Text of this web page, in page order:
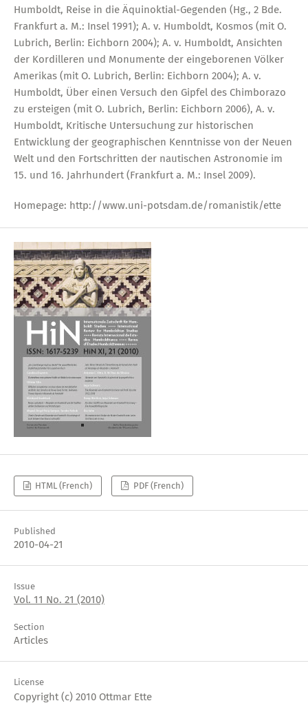
Humboldt, Reise in die Äquinoktial-Gegenden (Hg., 2 Bde.
Frankfurt a. M.: Insel 1991); A. v. Humboldt, Kosmos (mit O.
Lubrich, Berlin: Eichborn 2004); A. v. Humboldt, Ansichten
der Kordilleren und Monumente der eingeborenen Völker
Amerikas (mit O. Lubrich, Berlin: Eichborn 2004); A. v.
Humboldt, Über einen Versuch den Gipfel des Chimborazo
zu ersteigen (mit O. Lubrich, Berlin: Eichborn 2006), A. v.
Humboldt, Kritische Untersuchung zur historischen
Entwicklung der geographischen Kenntnisse von der Neuen
Welt und den Fortschritten der nautischen Astronomie im
15. und 16. Jahrhundert (Frankfurt a. M.: Insel 2009).
Homepage: http://www.uni-potsdam.de/romanistik/ette
HTML (French) PDF (French)
Published
2010-04-21
Issue
Vol. 11 No. 21 (2010)
Section
Articles
License
Copyright (c) 2010 Ottmar Ette